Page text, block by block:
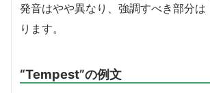
発音はやや異なり、強調すべき部分は
ります。
“Tempest”の例文